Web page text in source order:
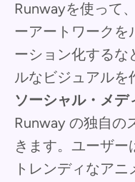
Runwayを使って
ーアートワークを
ーション化するな
ルなビジュアルを
ソーシャル・メデ
Runway の独自の
きます。ユーザー
トレンディなア